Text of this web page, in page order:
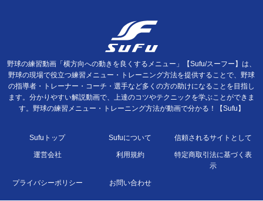
野球の練習動画「横方向への動きを良くするメニュー」【Sufu/スーフー】は、
野球の現場で役立つ練習メニュー・トレーニング方法を提供することで、野球
の指導者・トレーナー・コーチ・選手など多くの方の助けになることを目指し
ます。分かりやすい解説動画で、上達のコツやテクニックを学ぶことができま
す。野球の練習メニュー・トレーニング方法が動画で分かる！【Sufu】
Sufuトップ Sufuについて 信頼されるサイトとして
運営会社 利用規約
特定商取引法に基づく表
示
プライバシーポリシー お問い合わせ